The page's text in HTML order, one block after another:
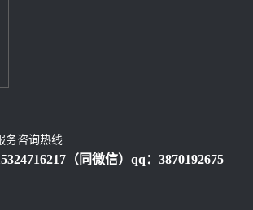
供应
务咨询热线
（同微信）qq：3870192675